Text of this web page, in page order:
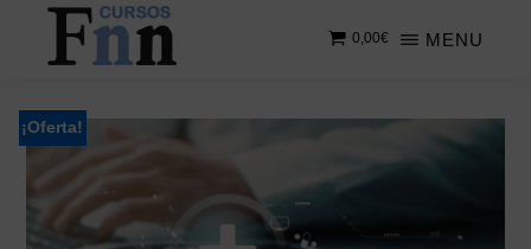
Saltar
contenido
Saltar
lateral
FNN
en
cursos
MENU
0,00€
¡Oferta!